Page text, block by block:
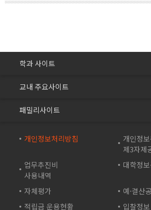
개인정보처리방침
개인정
제3자제
업무추진비
사용내역
대학정
자체평가
예·결산
적립금 운용현황
입찰정보
학과 사이트
바이오생명과
화장품학과
컴퓨터시스템과
컴퓨터소프트웨어학과
드론영상과
바이오테크과
교내 주요사이트
국제교류협력센터
산학협력단
성인학습지원센터
기숙사
패밀리사이트
재능교육연수원
재능TV
JEI 잉글리쉬 TV
재능인쇄